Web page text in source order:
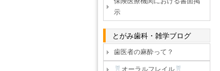
示
とがみ歯科・雑学ブログ
歯医者の麻酔って？
オーラルフレイル